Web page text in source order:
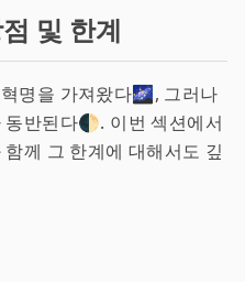
및 한계
명을 가져왔다🌌, 그러나
반된다🌓. 이번 섹션에서
께 그 한계에 대해서도 깊